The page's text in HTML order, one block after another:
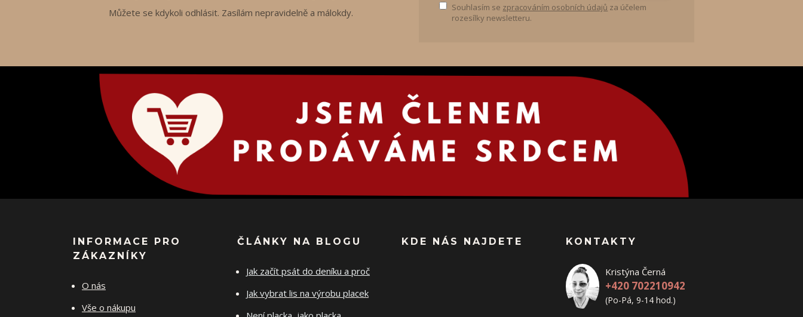
Můžete se kdykoli odhlásit. Zasílám nepravidelně a málokdy. Souhlasím se zpracováním osobních údajů za účelem
rozesílky newsletteru.
INFORMACE PRO
ZÁKAZNÍKY
O nás
Vše o nákupu
ČLÁNKY NA BLOGU
Jak začít psát do deníku a proč
Jak vybrat lis na výrobu placek
KDE NÁS NAJDETE KONTAKTY
Kristýna Černá
+420 702210942
(Po-Pá, 9-14 hod.)